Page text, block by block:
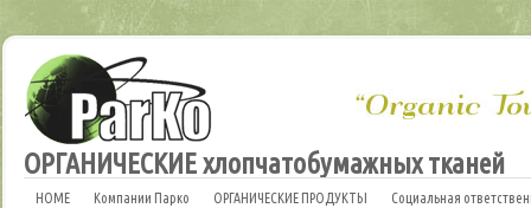
ОРГАНИЧЕСКИЕ хлопчатобумажных тканей
HOME Компании Парко ОРГАНИЧЕСКИЕ ПРОДУКТЫ Социальная